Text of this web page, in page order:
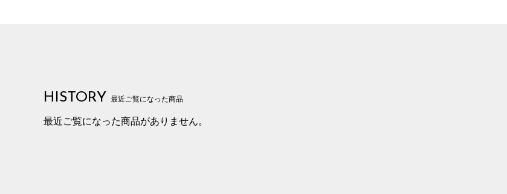
HISTORY 最近ご覧になった商品
最近ご覧になった商品がありません。